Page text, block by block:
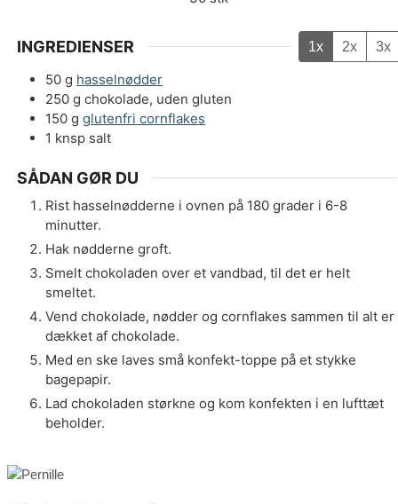
INGREDIENSER 1x 2x 3x
50 g hasselnødder
250 g chokolade, uden gluten
150 g glutenfri cornflakes
1 knsp salt
SÅDAN GØR DU
Rist hasselnødderne i ovnen på 180 grader i 6-8
minutter.
Hak nødderne groft.
Smelt chokoladen over et vandbad, til det er helt
smeltet.
Vend chokolade, nødder og cornflakes sammen til alt er
dækket af chokolade.
Med en ske laves små konfekt-toppe på et stykke
bagepapir.
Lad chokoladen størkne og kom konfekten i en lufttæt
beholder.